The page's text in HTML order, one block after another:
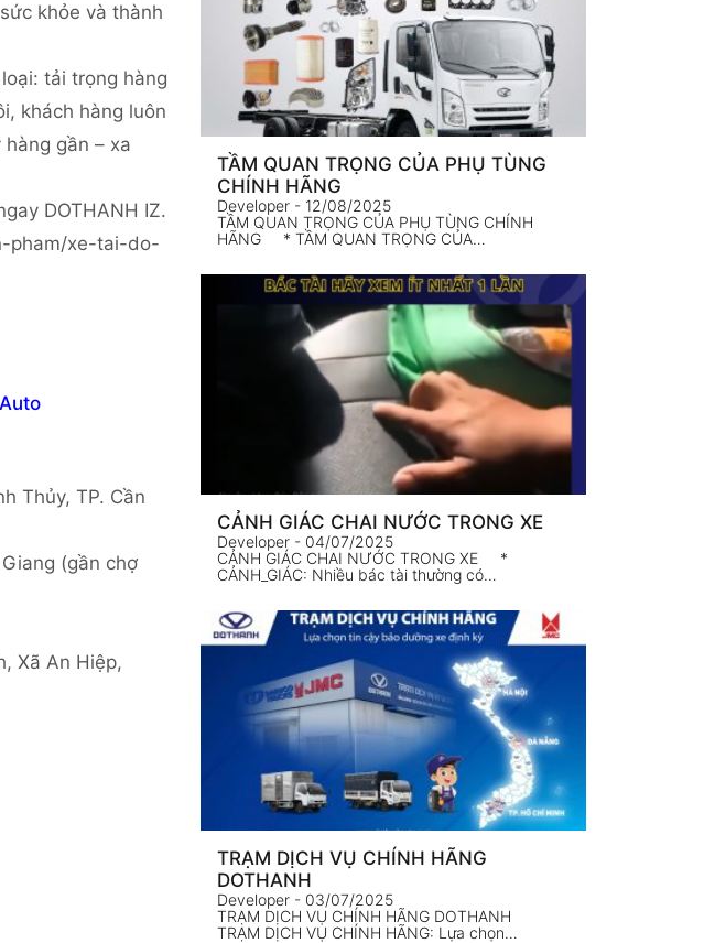
khỏe và thành
tải trọng hàng
khách hàng luôn
gần – xa
DOTHANH IZ.
pham/xe-tai-do-
Thủy, TP. Cần
(gần chợ
Xã An Hiệp,
TẦM QUAN TRỌNG CỦA PHỤ TÙNG
CHÍNH HÃNG
Developer - 12/08/2025
TẦM QUAN TRỌNG CỦA PHỤ TÙNG CHÍNH
HÃNG * TẦM QUAN TRỌNG CỦA…
CẢNH GIÁC CHAI NƯỚC TRONG XE
Developer - 04/07/2025
CẢNH GIÁC CHAI NƯỚC TRONG XE *
CẢNH_GIÁC: Nhiều bác tài thường có…
TRẠM DỊCH VỤ CHÍNH HÃNG
DOTHANH
Developer - 03/07/2025
TRẠM DỊCH VỤ CHÍNH HÃNG DOTHANH
TRẠM DỊCH VỤ CHÍNH HÃNG: Lựa chọn…